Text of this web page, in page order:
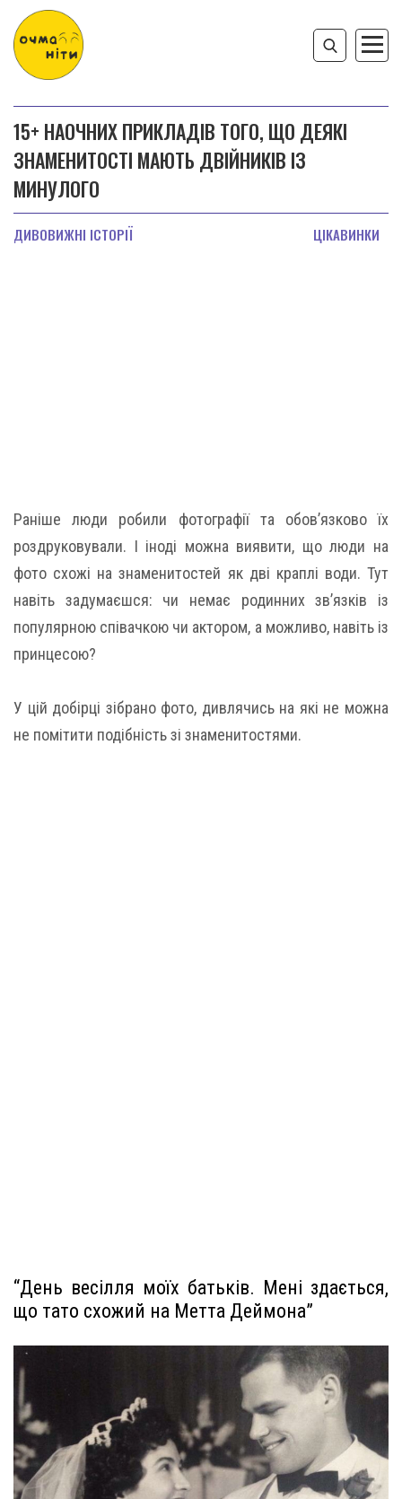
15+ НАОЧНИХ ПРИКЛАДІВ ТОГО, ЩО ДЕЯКІ
ЗНАМЕНИТОСТІ МАЮТЬ ДВІЙНИКІВ ІЗ
МИНУЛОГО
ДИВОВИЖНІ ІСТОРІЇ ЦІКАВИНКИ
Раніше люди робили фотографії та обов’язково їх
роздруковували. І іноді можна виявити, що люди на
фото схожі на знаменитостей як дві краплі води. Тут
навіть задумаєшся: чи немає родинних зв’язків із
популярною співачкою чи актором, а можливо, навіть із
принцесою?
У цій добірці зібрано фото, дивлячись на які не можна
не помітити подібність зі знаменитостями.
“День весілля моїх батьків. Мені здається,
що тато схожий на Метта Деймона”